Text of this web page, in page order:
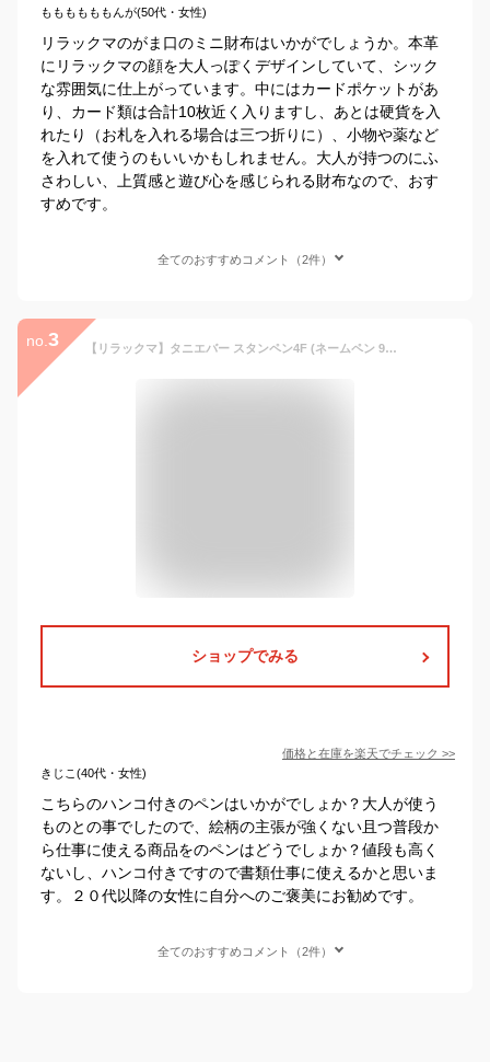
ももももももんが(50代・女性)
リラックマのがま口のミニ財布はいかがでしょうか。本革
にリラックマの顔を大人っぽくデザインしていて、シック
な雰囲気に仕上がっています。中にはカードポケットがあ
り、カード類は合計10枚近く入りますし、あとは硬貨を入
れたり（お札を入れる場合は三つ折りに）、小物や薬など
を入れて使うのもいいかもしれません。大人が持つのにふ
さわしい、上質感と遊び心を感じられる財布なので、おす
すめです。
全てのおすすめコメント（2件）
no. 3 【リラックマ】タニエバー スタンペン4F (ネームペン 9mm丸 ハンコ付きボールペン) 浸透印 ネーム印 認印 はんこ 印鑑 プレゼント キャラクター かわいい 可愛い おしゃれ べんり 入学祝 就職祝 ナース ナースグッズ グッズ 看護師 文房具 多機能 大人 サンビー
ショップでみる
価格と在庫を楽天でチェック >>
きじこ(40代・女性)
こちらのハンコ付きのペンはいかがでしょか？大人が使う
ものとの事でしたので、絵柄の主張が強くない且つ普段か
ら仕事に使える商品をのペンはどうでしょか？値段も高く
ないし、ハンコ付きですので書類仕事に使えるかと思いま
す。２０代以降の女性に自分へのご褒美にお勧めです。
全てのおすすめコメント（2件）